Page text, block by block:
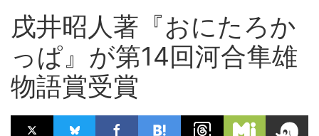
戌井昭人著『おにたろか
っぱ』が第14回河合隼雄
物語賞受賞